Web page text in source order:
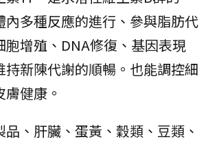
內多種反應的進行、參與脂肪代
胞增殖、DNA修復、基因表現
持新陳代謝的順暢。也能調控細
健康。
、肝臟、蛋黃、穀類、豆類、